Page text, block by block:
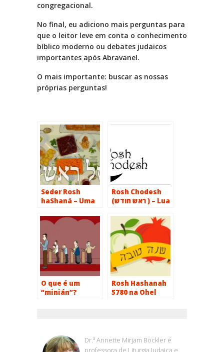
congregacional.
No final, eu adiciono mais perguntas para
que o leitor leve em conta o conhecimento
bíblico moderno ou debates judaicos
importantes após Abravanel.
O mais importante: buscar as nossas
próprias perguntas!
Seder Rosh
haShaná – Uma
Portuguesa
Rosh Chodesh
(ראש חודש ) – Lua
O que é um
“minián”?
Rosh Hashanah
5780 na Ohel
Dr.ª Annette Mirjam Böckler é
professora de Liturgia Judaica e